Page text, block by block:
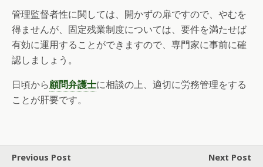
管理監督者性に関しては、開かずの扉ですので、やむを
得ませんが、固定残業制度については、要件を満たせば
有効に運用することができますので、専門家に事前に確
認しましょう。
日頃から顧問弁護士に相談の上、適切に労務管理をする
ことが肝要です。
Previous Post Next Post